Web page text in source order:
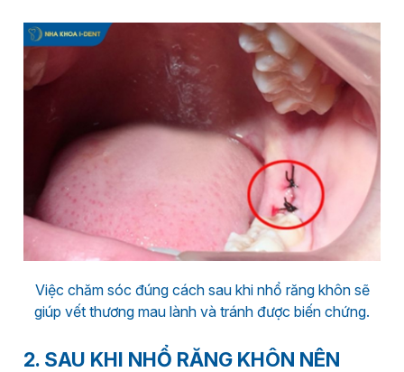
Việc chăm sóc đúng cách sau khi nhổ răng khôn sẽ
giúp vết thương mau lành và tránh được biến chứng.
2. SAU KHI NHỔ RĂNG KHÔN NÊN